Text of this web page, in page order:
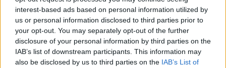
interest-based ads based on personal information utilized by
us or personal information disclosed to third parties prior to
your opt-out. You may separately opt-out of the further
disclosure of your personal information by third parties on the
IAB’s list of downstream participants. This information may
also be disclosed by us to third parties on the IAB’s List of